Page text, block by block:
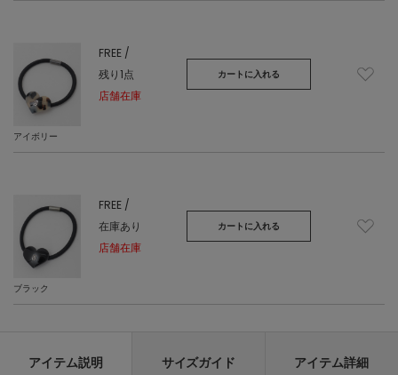
アイボリー
FREE /
残り1点
店舗在庫
カートに入れる
ブラック
FREE /
在庫あり
店舗在庫
カートに入れる
アイテム説明 サイズガイド アイテム詳細